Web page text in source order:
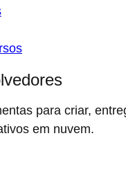
para criar,
em nuvem.